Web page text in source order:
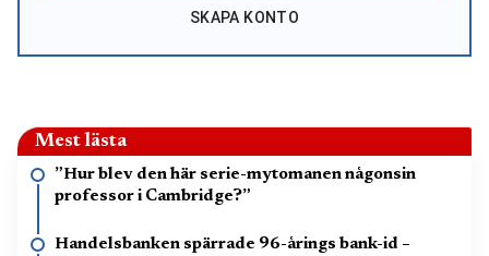
SKAPA KONTO
Mest lästa
”Hur blev den här serie-mytomanen någonsin
professor i Cambridge?”
Handelsbanken spärrade 96-årings bank-id –